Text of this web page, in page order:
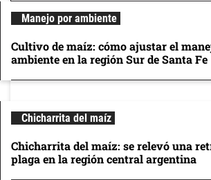
Manejo por ambiente
Cultivo de maíz: cómo ajustar el
ambiente en la región Sur de Santa Fe
Chicharrita del maíz
Chicharrita del maíz: se relevó una
plaga en la región central argentina